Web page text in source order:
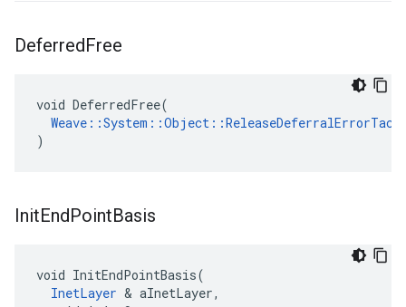
DeferredFree
void DeferredFree(
)
InitEndPointBasis
void InitEndPointBasis(
InetLayer & aInetLayer,